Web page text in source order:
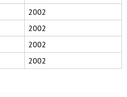
2002
2002
2002
2002